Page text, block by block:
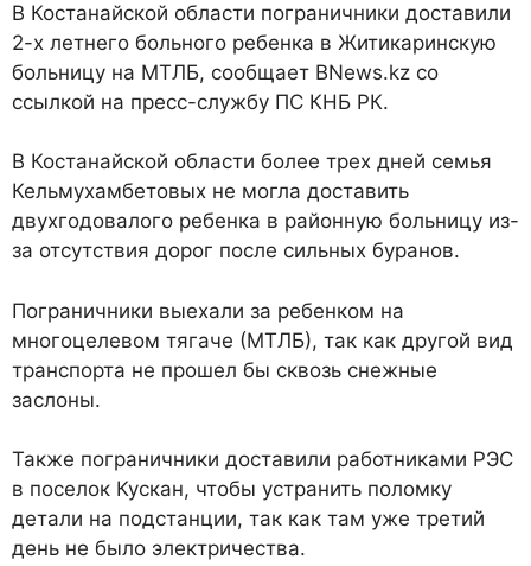
В Костанайской области пограничники доставили
2-х летнего больного ребенка в Житикаринскую
больницу на МТЛБ, сообщает BNews.kz со
ссылкой на пресс-службу ПС КНБ РК.
В Костанайской области более трех дней семья
Кельмухамбетовых не могла доставить
двухгодовалого ребенка в районную больницу из-
за отсутствия дорог после сильных буранов.
Пограничники выехали за ребенком на
многоцелевом тягаче (МТЛБ), так как другой вид
транспорта не прошел бы сквозь снежные
заслоны.
Также пограничники доставили работниками РЭС
в поселок Кускан, чтобы устранить поломку
детали на подстанции, так как там уже третий
день не было электричества.